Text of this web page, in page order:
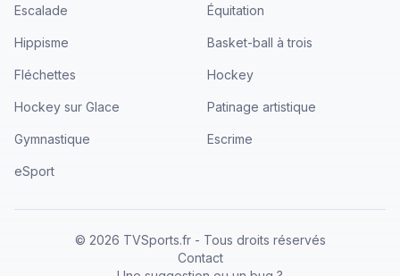
Escalade Équitation
Hippisme Basket-ball à trois
Fléchettes Hockey
Hockey sur Glace Patinage artistique
Gymnastique Escrime
eSport
© 2026 TVSports.fr - Tous droits réservés
Contact